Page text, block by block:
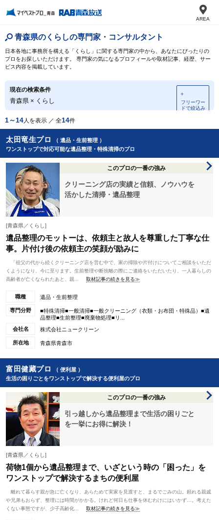
AREA
青森県のくらしの専門家・コンサルタント
日本各地に事務所を構える「くらし」に関する専門家の中から、あなたにぴったりの
プロをお探しいただけます。 専門家の気になるプロフィールや取材記事、経歴、サー
ビス内容を掲載しています。
現在の検索条件
青森県 × くらし
＋
フリーワー
ドで絞込み
1～14人を表示 ／ 全14件
太田竜生プロ
（ 遺品・生前整理 ）
ワンストップで対応可能な遺品整理・特殊清掃のプロ
このプロの一番の強み
クリーニング店の実績と信頼、ノウハウを
活かした清掃・遺品整理
[青森県／くらし]
遺品整理のモットーは、依頼主と故人を尊重した丁寧な仕
事。片付け後の依頼主の笑顔が励みに
「祖父の代から続くクリーニング店を営む中で、家の掃除や片付けについてご相談をいただ
くようになり、今に至ります。生前整理や断捨離の際にご連絡をいただいたり、一人暮らしの
高齢者が亡くなられたあと、親...
取材記事の続きを見る≫
職種 遺品・生前整理
専門分野
■特殊清掃■一般清掃■一般クリーニング（衣類・お布団・特殊品）■遺
品整理■生前整理■廃棄物処理■リ...
会社名
株式会社ニュークリーン
所在地 青森県青森市
富田健藏プロ
（ 便利屋 ）
生活の困りごとをワンストップで解決する便利屋のプロ
このプロの一番の強み
引っ越しから遺品整理まで生活の困りごと
を一挙にお得に解決！
[青森県／くらし]
荷物1個から遺品整理まで、いざという時の「困った」を
ワンストップで解決するまちの便利屋
離れて暮らす親が急に亡くなり、あらためて実家を見渡すと、まるでごみの山。頼れる親戚
や兄弟もおらず、整理には時間がかかる。けれど何日も仕事を休むわけにはいかず…。考えた
くない事態ですが、少子高齢化...
取材記事の続きを見る≫